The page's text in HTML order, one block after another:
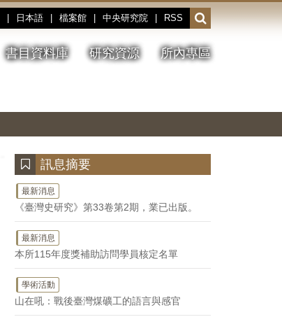
日本語 檔案館 中央研究院 RSS
開
啟
或
收
書目資料庫 研究資源 所內專區
停、
圖
圖
結
訊息摘要
最新消息
《臺灣史研究》第33卷第2期，業已出版。
最新消息
本所115年度獎補助訪問學員核定名單
學術活動
山在吼：戰後臺灣煤礦工的語言與感官